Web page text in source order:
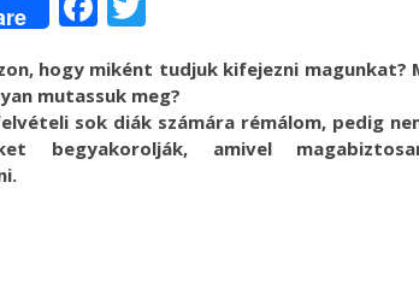
hogy miként tudjuk kifejezni
mutassuk meg?
sok diák számára rémálom, pedig
begyakorolják, amivel